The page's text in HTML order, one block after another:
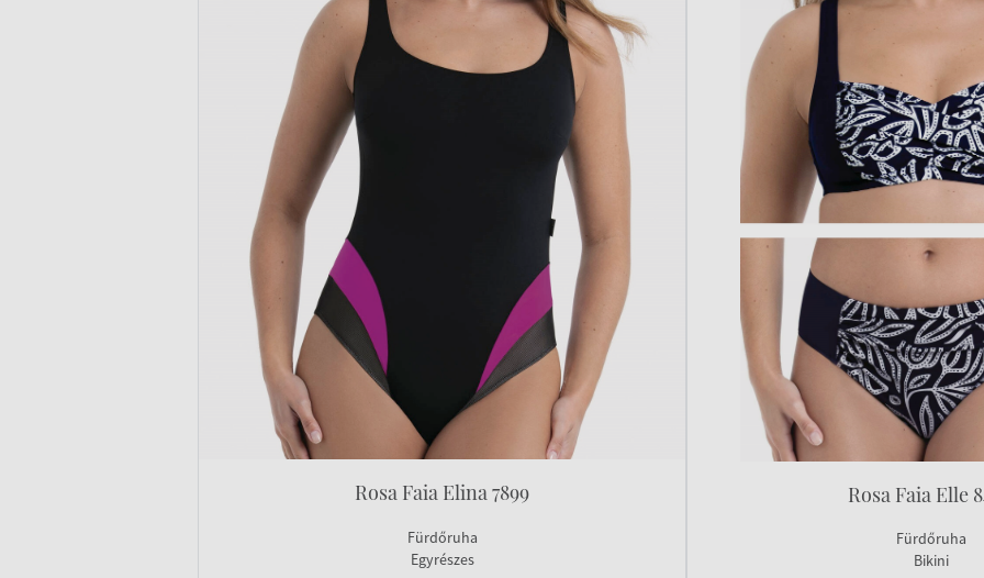
Rosa Faia Elina 7899
Fürdőruha
Egyrészes
Rosa Faia Elle
Fürdőruha
Bikini